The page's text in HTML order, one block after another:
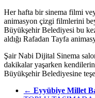
Her hafta bir sinema filmi
animasyon çizgi filmlerini
Büyükşehir Belediyesi bu
aldığı Rafadan Tayfa
Şair Nabi Dijital Sinema
dakikalar yaşarken
Büyükşehir Belediyesine
← Eyyübiye Millet